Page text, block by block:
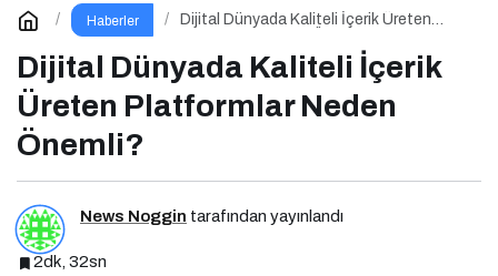
Haberler
Dijital Dünyada Kaliteli İçerik Üreten
Dijital Dünyada Kaliteli İçerik
Üreten Platformlar Neden
Önemli?
News Noggin tarafından yayınlandı
2dk, 32sn